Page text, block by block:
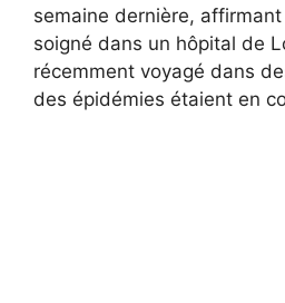
semaine dernière,
soigné dans un hôpital de
récemment voyagé dans
des épidémies étaient en